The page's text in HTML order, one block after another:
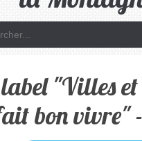
label "Villes
bon vivre"